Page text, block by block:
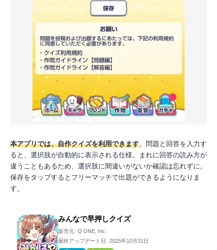
本アプリでは、自作クイズを利用できます。問題と回答を入力す
ると、選択肢が自動的に表示される仕様。まれに回答の読み方が
違うこともあるため、選択肢に間違いがないか確認は忘れずに。
保存をタップするとフリーマッチで出題ができるようになりま
す。
みんなで早押しクイズ
販売元: Q ONE, Inc.
最終アップデート日: 2025年10月31日